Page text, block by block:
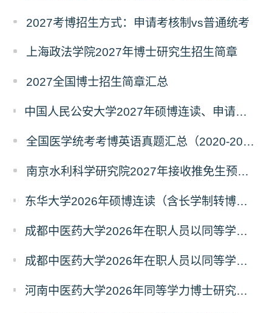
2027考博招生方式：申请考核制vs普通统考
上海政法学院2027年博士研究生招生简章
2027全国博士招生简章汇总
中国人民公安大学2027年硕博连读、申请考核、本科直博博士研究生招生报名事宜的通知
全国医学统考考博英语真题汇总（2020-2026年）
南京水利科学研究院2027年接收推免生预报名公告
东华大学2026年硕博连读（含长学制转博）博士研究生拟录取名单公示
成都中医药大学2026年在职人员以同等学力申请中西医结合博士学术学位招生章程
成都中医药大学2026年在职人员以同等学力申请中医博士专业学位招生章程
河南中医药大学2026年同等学力博士研究生招生拟进入复试人员名单公示